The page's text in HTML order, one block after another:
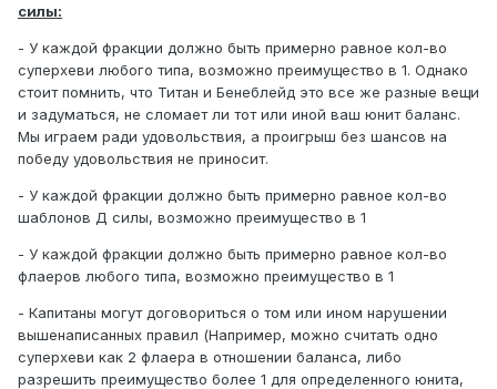
силы:
- У каждой фракции должно быть примерно равное кол-во
суперхеви любого типа, возможно преимущество в 1. Однако
стоит помнить, что Титан и Бенеблейд это все же разные вещи
и задуматься, не сломает ли тот или иной ваш юнит баланс.
Мы играем ради удовольствия, а проигрыш без шансов на
победу удовольствия не приносит.
- У каждой фракции должно быть примерно равное кол-во
шаблонов Д силы, возможно преимущество в 1
- У каждой фракции должно быть примерно равное кол-во
флаеров любого типа, возможно преимущество в 1
- Капитаны могут договориться о том или ином нарушении
вышенаписанных правил (Например, можно считать одно
суперхеви как 2 флаера в отношении баланса, либо
разрешить преимущество более 1 для определенного юнита,